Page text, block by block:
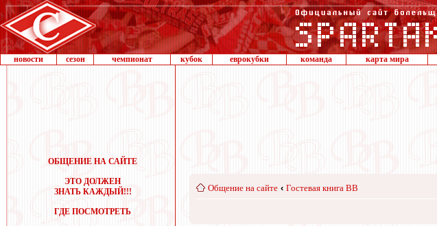
новости сезон чемпионат кубок еврокубки команда карта мира
ОБЩЕНИЕ НА САЙТЕ
ЭТО ДОЛЖЕН
ЗНАТЬ КАЖДЫЙ!!!
ГДЕ ПОСМОТРЕТЬ
Общение на сайте ‹ Гостевая книга ВВ